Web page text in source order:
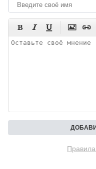
    